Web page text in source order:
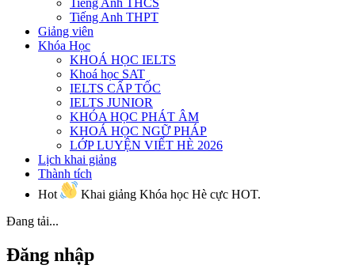
Tiếng Anh THCS
Tiếng Anh THPT
Giảng viên
Khóa Học
KHOÁ HỌC IELTS
Khoá học SAT
IELTS CẤP TỐC
IELTS JUNIOR
KHÓA HỌC PHÁT ÂM
KHOÁ HỌC NGỮ PHÁP
LỚP LUYỆN VIẾT HÈ 2026
Lịch khai giảng
Thành tích
Hot
Khai giảng Khóa học Hè cực HOT.
Đang tải...
Đăng nhập